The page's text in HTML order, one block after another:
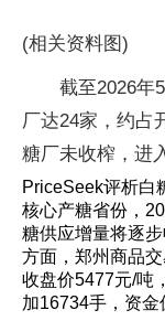
(相关资料图)
截至2026年
厂达24家，约占
糖厂未收榨，进
PriceSeek评析白
核心产糖省份，
糖供应增量将逐
方面，郑州商品
收盘价5477元/吨
加16734手，资金